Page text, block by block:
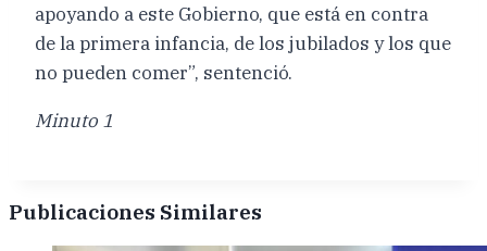
apoyando a este Gobierno, que está en contra
de la primera infancia, de los jubilados y los que
no pueden comer”, sentenció.
Minuto 1
Publicaciones Similares